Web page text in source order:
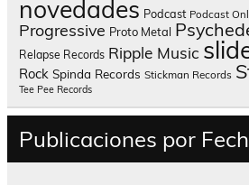
novedades Podcast Podcast
Progressive Proto Metal
Relapse Records Ripple Music
Rock Spinda Records Stickman Records
Tee Pee Records
Publicaciones por